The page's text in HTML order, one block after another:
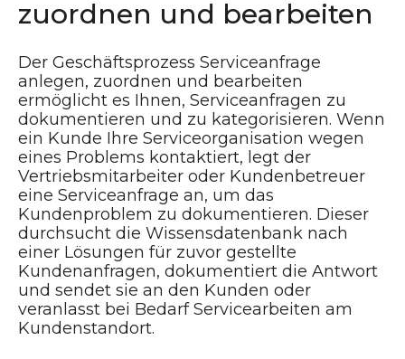
zuordnen und bearbeiten
Der Geschäftsprozess Serviceanfrage
anlegen, zuordnen und bearbeiten
ermöglicht es Ihnen, Serviceanfragen zu
dokumentieren und zu kategorisieren. Wenn
ein Kunde Ihre Serviceorganisation wegen
eines Problems kontaktiert, legt der
Vertriebsmitarbeiter oder Kundenbetreuer
eine Serviceanfrage an, um das
Kundenproblem zu dokumentieren. Dieser
durchsucht die Wissensdatenbank nach
einer Lösungen für zuvor gestellte
Kundenanfragen, dokumentiert die Antwort
und sendet sie an den Kunden oder
veranlasst bei Bedarf Servicearbeiten am
Kundenstandort.